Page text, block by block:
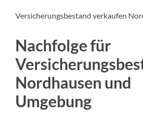
Versicherungsbestand verkaufen
Nachfolge für
Nordhausen und
Umgebung